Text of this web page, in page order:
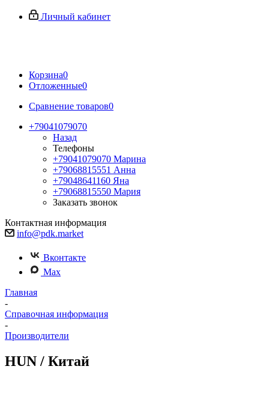
Личный кабинет
Корзина0
Отложенные0
Сравнение товаров0
+79041079070
Назад
Телефоны
+79041079070 Марина
+79068815551 Анна
+79048641160 Яна
+79068815550 Мария
Заказать звонок
Контактная информация
info@pdk.market
Вконтакте
Max
Главная
-
Справочная информация
-
Производители
HUN / Китай